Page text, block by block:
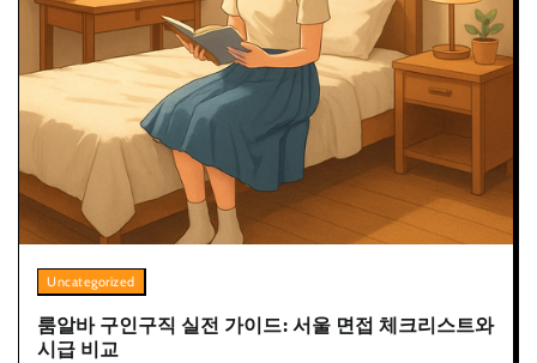
Uncategorized
룸알바 구인구직 실전 가이드: 서울 면접 체크리스트와
시급 비교